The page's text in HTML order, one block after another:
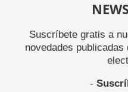
Suscríbete gratis a
novedades
-